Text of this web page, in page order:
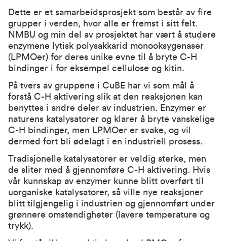
Dette er et samarbeidsprosjekt som består av fire
grupper i verden, hvor alle er fremst i sitt felt.
NMBU og min del av prosjektet har vært å studere
enzymene lytisk polysakkarid monooksygenaser
(LPMOer) for deres unike evne til å bryte C-H
bindinger i for eksempel cellulose og kitin.
På tvers av gruppene i CuBE har vi som mål å
forstå C-H aktivering slik at den reaksjonen kan
benyttes i andre deler av industrien. Enzymer er
naturens katalysatorer og klarer å bryte vanskelige
C-H bindinger, men LPMOer er svake, og vil
dermed fort bli ødelagt i en industriell prosess.
Tradisjonelle katalysatorer er veldig sterke, men
de sliter med å gjennomføre C-H aktivering. Hvis
vår kunnskap av enzymer kunne blitt overført til
uorganiske katalysatorer, så ville nye reaksjoner
blitt tilgjengelig i industrien og gjennomført under
grønnere omstendigheter (lavere temperature og
trykk).